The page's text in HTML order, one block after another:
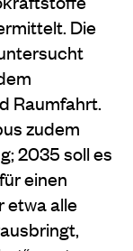
Die
Raumfahrt.
zudem
2035 soll es
einen
etwa alle